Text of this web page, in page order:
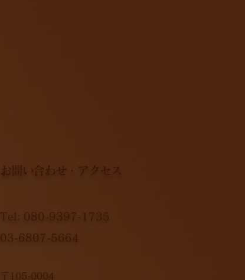
お問い合わせ・アクセス
Tel: 080-9397-1735
03-6807-5664
〒105-0004